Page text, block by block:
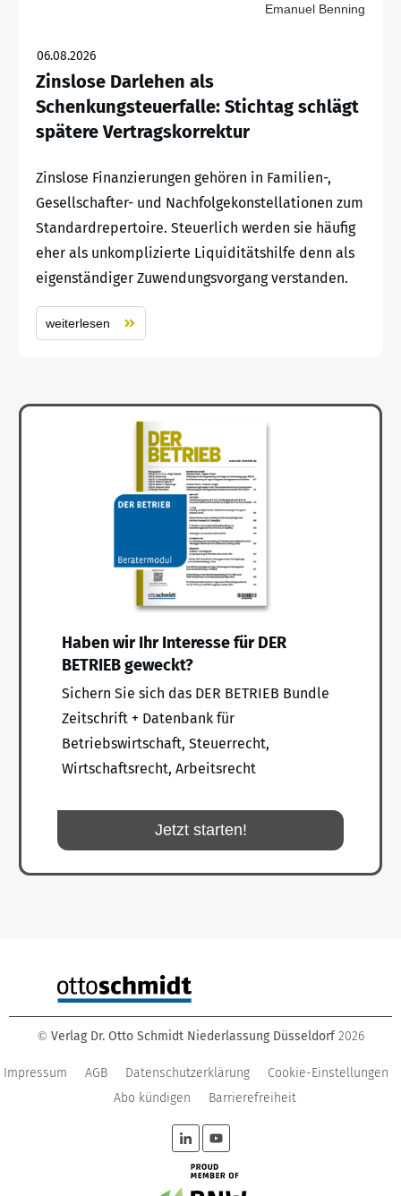
Emanuel Benning
06.08.2026
Zinslose Darlehen als
Schenkungsteuerfalle: Stichtag schlägt
spätere Vertragskorrektur
Zinslose Finanzierungen gehören in Familien-,
Gesellschafter- und Nachfolgekonstellationen zum
Standardrepertoire. Steuerlich werden sie häufig
eher als unkomplizierte Liquiditätshilfe denn als
eigenständiger Zuwendungsvorgang verstanden.
weiterlesen
Haben wir Ihr Interesse für DER
BETRIEB geweckt?
Sichern Sie sich das DER BETRIEB Bundle
Zeitschrift + Datenbank für
Betriebswirtschaft, Steuerrecht,
Wirtschaftsrecht, Arbeitsrecht
Jetzt starten!
© Verlag Dr. Otto Schmidt Niederlassung Düsseldorf 2026
Impressum AGB Datenschutzerklärung
Cookie-Einstellungen
Abo kündigen
Barrierefreiheit